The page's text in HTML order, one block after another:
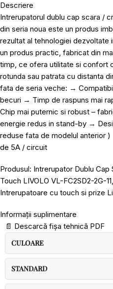
Descriere
Intrerupatorul dublu cap scara /
din seria noua este un produs
rezultat al tehnologiei dezvoltate
un produs practic, fabricat din
timp, ce ofera utilitate si confort
rotunda sau patrata cu distanta
fata de seria veche: →
becuri → Timp de raspuns mai
Chip mai puternic si robust –
energie redus in stand-by →
reduse fata de modelul anterior
de 5A / circuit
Produsul: Intrerupator Dublu
Touch LIVOLO VL-FC2SD2-2G-
Intrerupatoare cu touch si prize
Informații suplimentare
📄 Descarcă fișa tehnică PDF
CULOARE
STANDARD